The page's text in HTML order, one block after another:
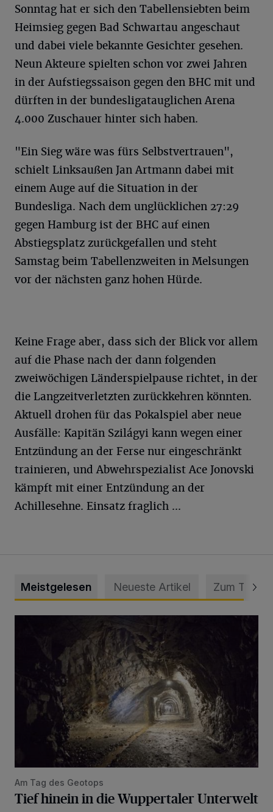
Sonntag hat er sich den Tabellensiebten beim
Heimsieg gegen Bad Schwartau angeschaut
und dabei viele bekannte Gesichter gesehen.
Neun Akteure spielten schon vor zwei Jahren
in der Aufstiegssaison gegen den BHC mit und
dürften in der bundesligatauglichen Arena
4.000 Zuschauer hinter sich haben.
"Ein Sieg wäre was fürs Selbstvertrauen",
schielt Linksaußen Jan Artmann dabei mit
einem Auge auf die Situation in der
Bundesliga. Nach dem unglücklichen 27:29
gegen Hamburg ist der BHC auf einen
Abstiegsplatz zurückgefallen und steht
Samstag beim Tabellenzweiten in Melsungen
vor der nächsten ganz hohen Hürde.
Keine Frage aber, dass sich der Blick vor allem
auf die Phase nach der dann folgenden
zweiwöchigen Länderspielpause richtet, in der
die Langzeitverletzten zurückkehren könnten.
Aktuell drohen für das Pokalspiel aber neue
Ausfälle: Kapitän Szilágyi kann wegen einer
Entzündung an der Ferse nur eingeschränkt
trainieren, und Abwehrspezialist Ace Jonovski
kämpft mit einer Entzündung an der
Achillesehne. Einsatz fraglich ...
Meistgelesen Neueste Artikel Zum Thema
Am Tag des Geotops
Tief hinein in die Wuppertaler Unterwelt